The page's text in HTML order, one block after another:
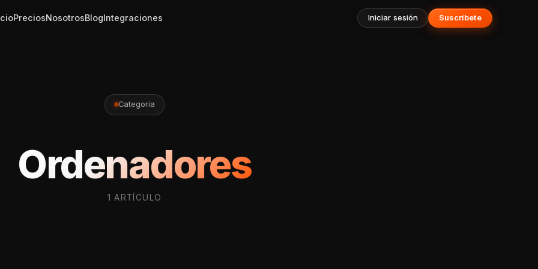
PreciosNosotrosBlogIntegraciones Iniciar sesión Suscríbete
Categoría
Ordenadores
1 ARTÍCULO